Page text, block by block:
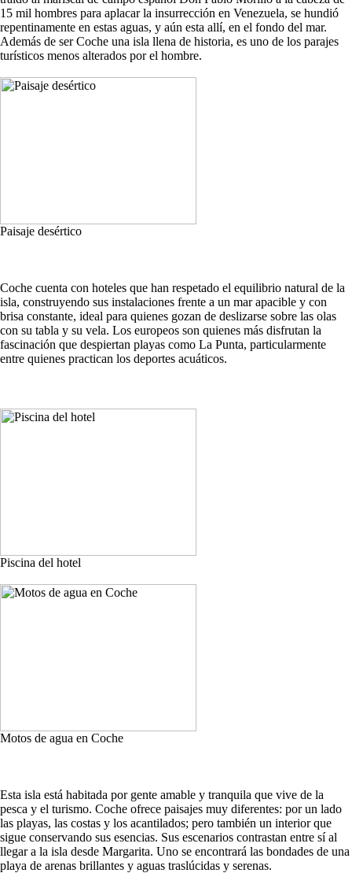
15 mil hombres para aplacar la insurrección en Venezuela, se hundió
repentinamente en estas aguas, y aún esta allí, en el fondo del mar.
Además de ser Coche una isla llena de historia, es uno de los parajes
turísticos menos alterados por el hombre.
Paisaje desértico
Coche cuenta con hoteles que han respetado el equilibrio natural de la
isla, construyendo sus instalaciones frente a un mar apacible y con
brisa constante, ideal para quienes gozan de deslizarse sobre las olas
con su tabla y su vela. Los europeos son quienes más disfrutan la
fascinación que despiertan playas como La Punta, particularmente
entre quienes practican los deportes acuáticos.
Piscina del hotel
Motos de agua en Coche
Esta isla está habitada por gente amable y tranquila que vive de la
pesca y el turismo. Coche ofrece paisajes muy diferentes: por un lado
las playas, las costas y los acantilados; pero también un interior que
sigue conservando sus esencias. Sus escenarios contrastan entre sí al
llegar a la isla desde Margarita. Uno se encontrará las bondades de una
playa de arenas brillantes y aguas traslúcidas y serenas.